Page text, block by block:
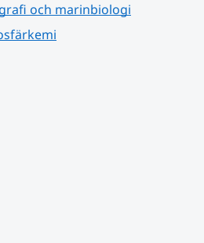
och marinbiologi